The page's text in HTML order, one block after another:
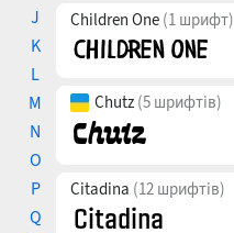
J
K
L
M
N
O
P
Q
Children One (1 шрифт)
Chutz (5 шрифтів)
Citadina (12 шрифтів)